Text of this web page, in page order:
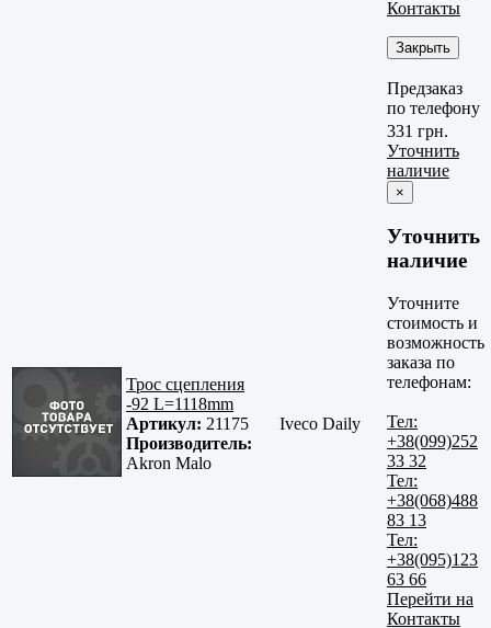
Контакты
Закрыть
Предзаказ
по телефону
Трос сцепления
-92 L=1118mm
Артикул: 21175
Производитель:
Akron Malo
Iveco Daily
331 грн.
Уточнить
наличие
×
Уточнить
наличие
Уточните
стоимость и
возможность
заказа по
телефонам:
Тел:
+38(099)252
33 32
Тел:
+38(068)488
83 13
Тел:
+38(095)123
63 66
Перейти на
Контакты